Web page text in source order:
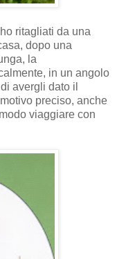
ritagliati da una
dopo una
la
in un angolo
avergli dato il
preciso, anche
viaggiare con